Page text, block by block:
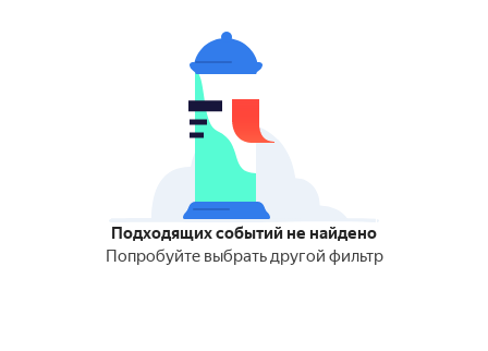
Подходящих событий не найдено
Попробуйте выбрать другой фильтр